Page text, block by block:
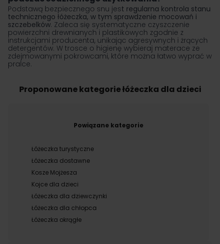
Podstawą bezpiecznego snu jest regularna kontrola stanu
technicznego łóżeczka, w tym sprawdzenie mocowań i
szczebelków. Zaleca się systematyczne czyszczenie
powierzchni drewnianych i plastikowych zgodnie z
instrukcjami producenta, unikając agresywnych i żrących
detergentów. W trosce o higienę wybieraj materace ze
zdejmowanymi pokrowcami, które można łatwo wyprać w
pralce.
Proponowane kategorie łóżeczka dla dzieci
Powiązane kategorie
Łóżeczka turystyczne
Łóżeczka dostawne
Kosze Mojżesza
Kojce dla dzieci
Łóżeczka dla dziewczynki
Łóżeczka dla chłopca
Łóżeczka okrągłe